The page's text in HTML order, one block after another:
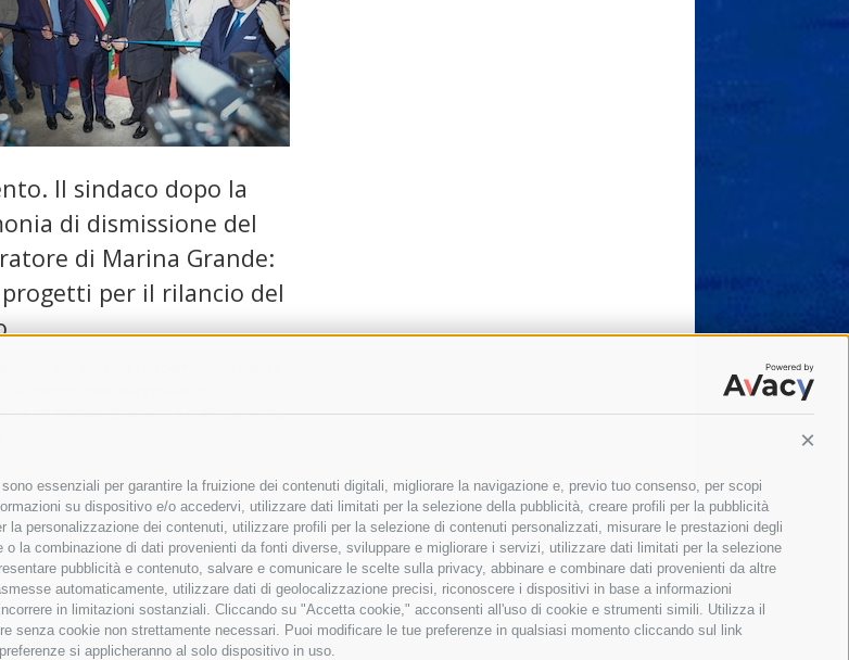
essenziali per garantire la fruizione dei contenuti digitali, migliorare la navigazione e, previo tuo consenso, per scopi
su dispositivo e/o accedervi, utilizzare dati limitati per la selezione della pubblicità, creare profili per la pubblicità
personalizzazione dei contenuti, utilizzare profili per la selezione di contenuti personalizzati, misurare le prestazioni degli
la combinazione di dati provenienti da fonti diverse, sviluppare e migliorare i servizi, utilizzare dati limitati per la selezione
pubblicità e contenuto, salvare e comunicare le scelte sulla privacy, abbinare e combinare dati provenienti da altre
automaticamente, utilizzare dati di geolocalizzazione precisi, riconoscere i dispositivi in base a informazioni
in limitazioni sostanziali. Cliccando su "Accetta cookie," acconsenti all'uso di cookie e strumenti simili. Utilizza il
cookie non strettamente necessari. Puoi modificare le tue preferenze in qualsiasi momento cliccando sul link
si applicheranno al solo dispositivo in uso.
Il sindaco dopo la
di dismissione del
di Marina Grande:
per il rilancio del
di Marina Grande e il collettamento
2024|Sorrento
Post successivi→